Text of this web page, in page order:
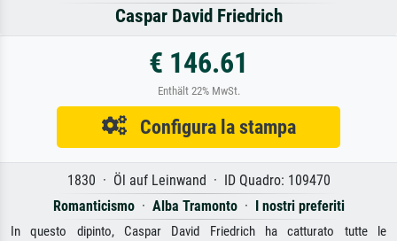
Caspar David Friedrich
€ 146.61
Enthält 22% MwSt.
Configura la stampa
1830 · Öl auf Leinwand · ID Quadro: 109470
Romanticismo· Alba Tramonto· I nostri preferiti
In questo dipinto, Caspar David Friedrich ha catturato tutte le